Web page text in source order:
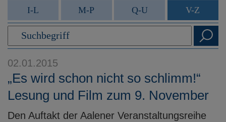
I-L M-P Q-U V-Z
02.01.2015
„Es wird schon nicht so schlimm!“
Lesung und Film zum 9. November
Den Auftakt der Aalener Veranstaltungsreihe